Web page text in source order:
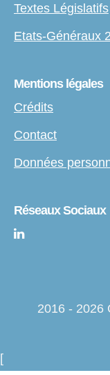
Textes Législatifs
Etats-Généraux
Mentions légales
Crédits
Contact
Données
Réseaux Sociaux
2016 - 2026
[